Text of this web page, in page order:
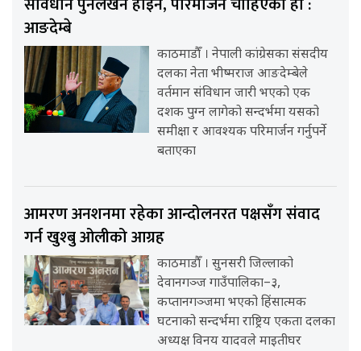
आङदेम्बे
काठमाडौँ । नेपाली कांग्रेसका संसदीय
दलका नेता भीष्मराज आङदेम्बेले
वर्तमान संविधान जारी भएको एक
दशक पुग्न लागेको सन्दर्भमा यसको
समीक्षा र आवश्यक परिमार्जन गर्नुपर्ने
बताएका
आमरण अनशनमा रहेका आन्दोलनरत पक्षसँग संवाद
गर्न खुश्बु ओलीको आग्रह
काठमाडौँ । सुनसरी जिल्लाको
देवानगञ्ज गाउँपालिका–३,
कप्तानगञ्जमा भएको हिंसात्मक
घटनाको सन्दर्भमा राष्ट्रिय एकता दलका
अध्यक्ष विनय यादवले माइतीघर